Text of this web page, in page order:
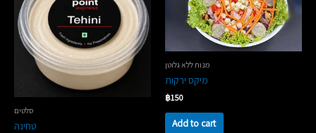
מנות ללא גלוטן
מיקס ירקות
฿150
Add to cart
סלטים
טחינה